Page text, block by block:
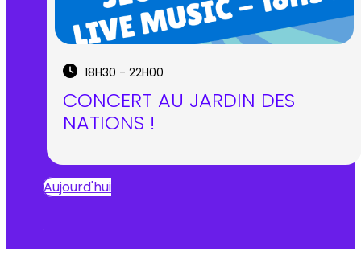
18H30 - 22H00
CONCERT AU JARDIN DES
NATIONS !
Aujourd'hui